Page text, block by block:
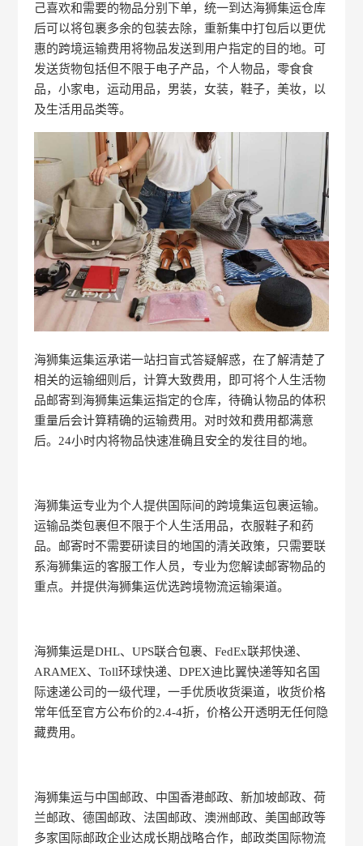
己喜欢和需要的物品分别下单，统一到达海狮集运仓库
后可以将包裹多余的包装去除，重新集中打包后以更优
惠的跨境运输费用将物品发送到用户指定的目的地。可
发送货物包括但不限于电子产品，个人物品，零食食
品，小家电，运动用品，男装，女装，鞋子，美妆，以
及生活用品类等。
海狮集运集运承诺一站扫盲式答疑解惑，在了解清楚了
相关的运输细则后，计算大致费用，即可将个人生活物
品邮寄到海狮集运集运指定的仓库，待确认物品的体积
重量后会计算精确的运输费用。对时效和费用都满意
后。24小时内将物品快速准确且安全的发往目的地。
海狮集运专业为个人提供国际间的跨境集运包裹运输。
运输品类包裹但不限于个人生活用品，衣服鞋子和药
品。邮寄时不需要研读目的地国的清关政策，只需要联
系海狮集运的客服工作人员，专业为您解读邮寄物品的
重点。并提供海狮集运优选跨境物流运输渠道。
海狮集运是DHL、UPS联合包裹、FedEx联邦快递、
ARAMEX、Toll环球快递、DPEX迪比翼快递等知名国
际速递公司的一级代理，一手优质收货渠道，收货价格
常年低至官方公布价的2.4-4折，价格公开透明无任何隐
藏费用。
海狮集运与中国邮政、中国香港邮政、新加坡邮政、荷
兰邮政、德国邮政、法国邮政、澳洲邮政、美国邮政等
多家国际邮政企业达成长期战略合作，邮政类国际物流